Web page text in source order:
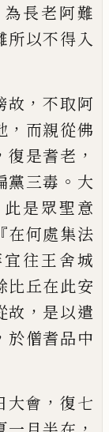
為長老阿難
所以不得入
故 ，不取阿
， 而親從佛
復是耆老 ，
黨三毒 。 大
此是眾聖意
在何處集法
宜往王舍城
比丘在此安
故 ， 是以遣
於僧耆品中
大會 ， 復七